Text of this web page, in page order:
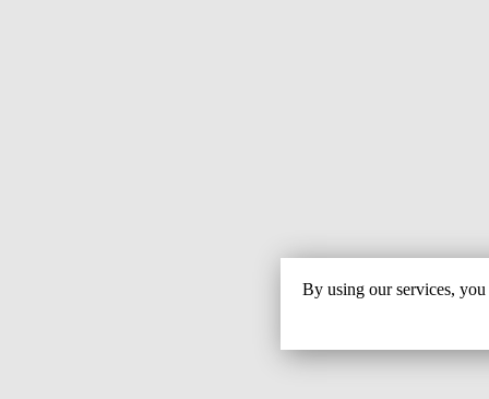
By using our services,